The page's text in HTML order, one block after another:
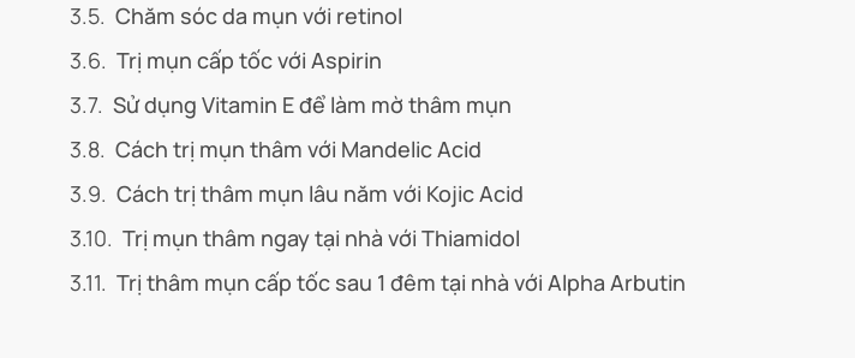
Chăm sóc da mụn với retinol
Trị mụn cấp tốc với Aspirin
Sử dụng Vitamin E để làm mờ thâm mụn
Cách trị mụn thâm với Mandelic Acid
Cách trị thâm mụn lâu năm với Kojic Acid
Trị mụn thâm ngay tại nhà với Thiamidol
Trị thâm mụn cấp tốc sau 1 đêm tại nhà với Alpha Arbutin